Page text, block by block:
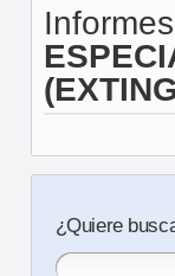
¿Quiere